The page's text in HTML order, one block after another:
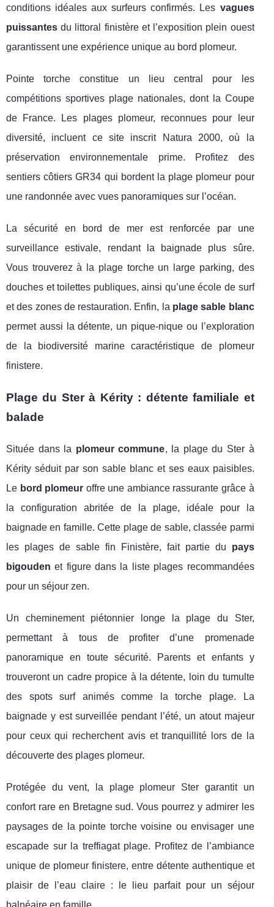
conditions idéales aux surfeurs confirmés. Les vagues
puissantes du littoral finistère et l’exposition plein ouest
garantissent une expérience unique au bord plomeur.
Pointe torche constitue un lieu central pour les
compétitions sportives plage nationales, dont la Coupe
de France. Les plages plomeur, reconnues pour leur
diversité, incluent ce site inscrit Natura 2000, où la
préservation environnementale prime. Profitez des
sentiers côtiers GR34 qui bordent la plage plomeur pour
une randonnée avec vues panoramiques sur l’océan.
La sécurité en bord de mer est renforcée par une
surveillance estivale, rendant la baignade plus sûre.
Vous trouverez à la plage torche un large parking, des
douches et toilettes publiques, ainsi qu’une école de surf
et des zones de restauration. Enfin, la plage sable blanc
permet aussi la détente, un pique-nique ou l’exploration
de la biodiversité marine caractéristique de plomeur
finistere.
Plage du Ster à Kérity : détente familiale et
balade
Située dans la plomeur commune, la plage du Ster à
Kérity séduit par son sable blanc et ses eaux paisibles.
Le bord plomeur offre une ambiance rassurante grâce à
la configuration abritée de la plage, idéale pour la
baignade en famille. Cette plage de sable, classée parmi
les plages de sable fin Finistère, fait partie du pays
bigouden et figure dans la liste plages recommandées
pour un séjour zen.
Un cheminement piétonnier longe la plage du Ster,
permettant à tous de profiter d’une promenade
panoramique en toute sécurité. Parents et enfants y
trouveront un cadre propice à la détente, loin du tumulte
des spots surf animés comme la torche plage. La
baignade y est surveillée pendant l’été, un atout majeur
pour ceux qui recherchent avis et tranquillité lors de la
découverte des plages plomeur.
Protégée du vent, la plage plomeur Ster garantit un
confort rare en Bretagne sud. Vous pourrez y admirer les
paysages de la pointe torche voisine ou envisager une
escapade sur la treffiagat plage. Profitez de l’ambiance
unique de plomeur finistere, entre détente authentique et
plaisir de l’eau claire : le lieu parfait pour un séjour